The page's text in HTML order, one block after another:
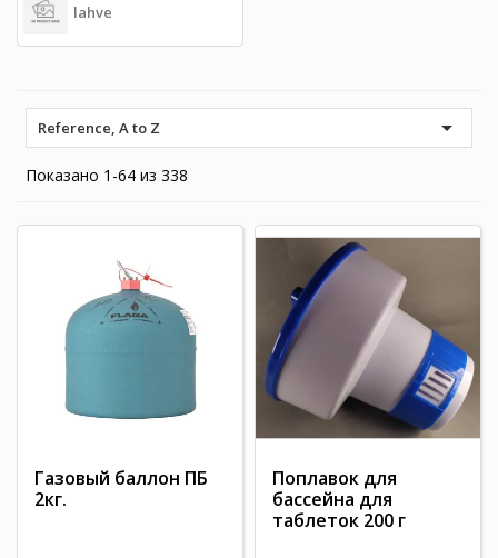
lahve
Reference, A to Z 
Показано 1-64 из 338
Газовый баллон ПБ
2кг.
Поплавок для
бассейна для
таблеток 200 г